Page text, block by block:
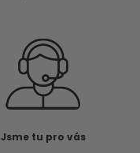
Jsme tu pro vás